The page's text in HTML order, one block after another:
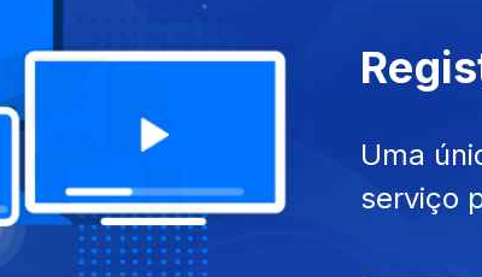
capitão! Jogador de futsal da Quinta dos
divisão.
Uma
serviço